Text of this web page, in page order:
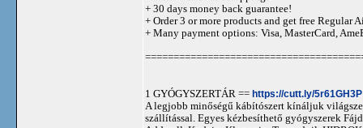
+ 30 days money back guarantee!
+ Order 3 or more products and get free Regular
+ Many payment options: Visa, MasterCard,
1 GYÓGYSZERTÁR == https://cutt.ly/5r61GH3P
A legjobb minőségű kábítószert kínáljuk
szállítással. Egyes kézbesíthető gyógyszerek